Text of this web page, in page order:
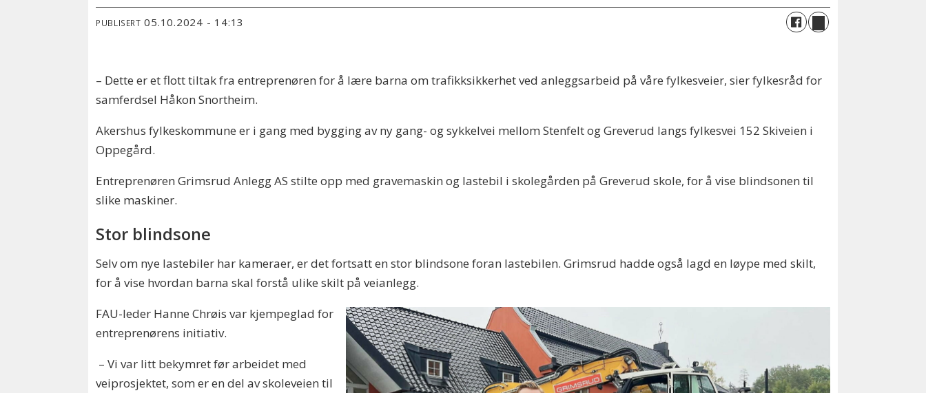
PUBLISERT 05.10.2024 - 14:13
– Dette er et flott tiltak fra entreprenøren for å lære barna om trafikksikkerhet ved anleggsarbeid på våre fylkesveier, sier fylkesråd for
samferdsel Håkon Snortheim.
Akershus fylkeskommune er i gang med bygging av ny gang- og sykkelvei mellom Stenfelt og Greverud langs fylkesvei 152 Skiveien i
Oppegård.
Entreprenøren Grimsrud Anlegg AS stilte opp med gravemaskin og lastebil i skolegården på Greverud skole, for å vise blindsonen til
slike maskiner.
Stor blindsone
Selv om nye lastebiler har kameraer, er det fortsatt en stor blindsone foran lastebilen. Grimsrud hadde også lagd en løype med skilt,
for å vise hvordan barna skal forstå ulike skilt på veianlegg.
FAU-leder Hanne Chrøis var kjempeglad for
entreprenørens initiativ.
– Vi var litt bekymret før arbeidet med
veiprosjektet, som er en del av skoleveien til